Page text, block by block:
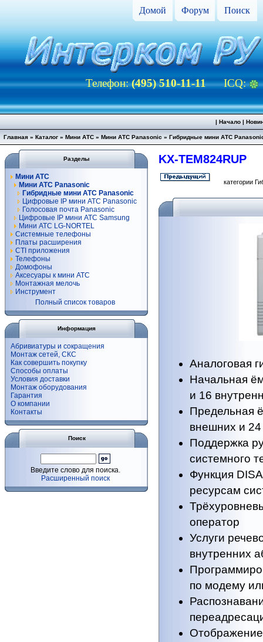
Домой Форум Поиск
Телефон:(495) 510-11-11ICQ:
| Начало|
Главная » Каталог » Мини АТС » Мини АТС Panasonic » Гибридные мини АТС
Разделы
Мини АТС
Мини АТС Panasonic
Гибридные мини АТС Panasonic
Цифровые IP мини АТС Panasonic
Голосовая почта Panasonic
Цифровые IP мини АТС Samsung
Мини АТС LG-NORTEL
Системные телефоны
Платы расширения
CTI приложения
Телефоны
Домофоны
Аксесуары к мини АТС
Монтажная мелочь
Инструмент
Полный список товаров
Информация
Абривиатуры и сокращения
Монтаж сетей, СКС
Как совершить покупку
Способы оплаты
Условия доставки
Монтаж оборудования
Гарантия
О компании
Контакты
Поиск
Введите слово для поиска.
Расширенный поиск
KX-TEM824RUP
категории
Аналоговая
Начальная
и 16
Предельная
внешних и
Поддержка
системного
Функция
ресурсам
оператор
Услуги
внутренних
по модему